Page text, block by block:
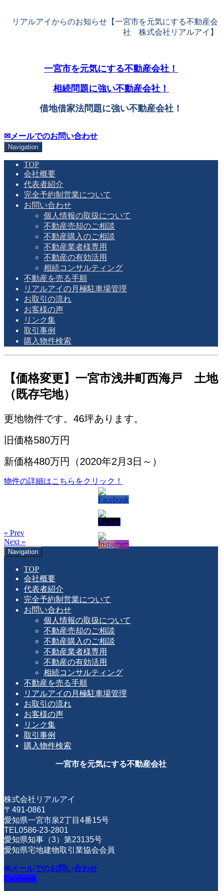
リアルアイからのお知らせ【一宮市を元気にする不動産会
社 株式会社リアルアイ】
一宮市を元気にする不動産会社！
相続問題に強い不動産会社！
借地借家法問題に強い不動産会社！
✉メールでのお問い合わせ
Navigation
TOP
会社概要
代表者紹介
完全予約制営業について
お問い合わせ
個人情報の取扱について
不動産売却のご相談
不動産購入のご相談
不動産業者様専用
不動産の有効活用
相続コンサルティング
不動産を売る手順
リアルアイの月極駐車場管理
お取引の流れ
お客様の声
リンク集
取引事例
購入物件検索
【価格変更】一宮市浅井町西海戸 土地
（既存宅地）
更地物件です。46坪あります。
旧価格580万円
新価格480万円（2020年2月3日～）
物件の詳細はこちらをクリック！
« Prev
Next »
Navigation
TOP
会社概要
代表者紹介
完全予約制営業について
お問い合わせ
個人情報の取扱について
不動産売却のご相談
不動産購入のご相談
不動産業者様専用
不動産の有効活用
相続コンサルティング
不動産を売る手順
リアルアイの月極駐車場管理
お取引の流れ
お客様の声
リンク集
取引事例
購入物件検索
一宮市を元気にする不動産会社
株式会社リアルアイ
〒491-0861
愛知県一宮市泉2丁目4番15号
TEL0586-23-2801
愛知県知事（3）第23135号
愛知県宅地建物取引業協会会員
✉メールでのお問い合わせ